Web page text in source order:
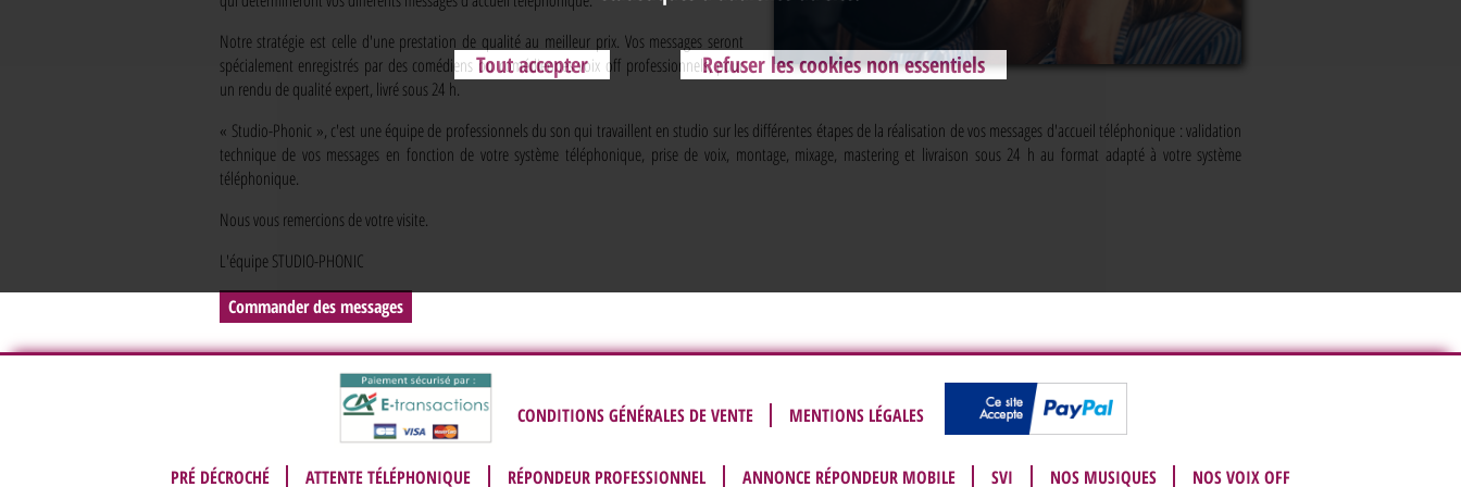
Tout accepter Refuser les cookies non essentiels
Notre stratégie est celle d'une prestation de qualité au meilleur prix. Vos messages seront
spécialement enregistrés par des comédiens ou comédiennes voix off professionnels, pour
un rendu de qualité expert, livré sous 24 h.
« Studio-Phonic », c'est une équipe de professionnels du son qui travaillent en studio sur les différentes étapes de la réalisation de vos messages d'accueil téléphonique : validation
technique de vos messages en fonction de votre système téléphonique, prise de voix, montage, mixage, mastering et livraison sous 24 h au format adapté à votre système
téléphonique.
Nous vous remercions de votre visite.
L'équipe STUDIO-PHONIC
Commander des messages
CONDITIONS GÉNÉRALES DE VENTE MENTIONS LÉGALES
PRÉ DÉCROCHÉ ATTENTE TÉLÉPHONIQUE RÉPONDEUR PROFESSIONNEL ANNONCE RÉPONDEUR MOBILE SVI NOS MUSIQUES NOS VOIX OFF